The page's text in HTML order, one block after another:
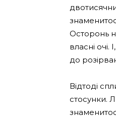
Осторонь
власні очі.
до
Відтоді
стосунки.